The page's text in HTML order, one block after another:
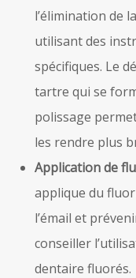
l’élimination de
utilisant des
spécifiques. Le
tartre qui se
polissage
les rendre plus
Application de
applique du
l’émail et
conseiller
dentaire fluorés.